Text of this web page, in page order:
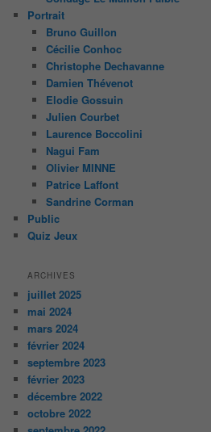
Portrait
Bruno Guillon
Cécilie Conhoc
Christophe Dechavanne
Damien Thévenot
Elodie Gossuin
Julien Courbet
Laurence Boccolini
Nagui Fam
Olivier MINNE
Patrice Laffont
Sandrine Corman
Public
Quiz Jeux
ARCHIVES
juillet 2025
mai 2024
mars 2024
février 2024
septembre 2023
février 2023
décembre 2022
octobre 2022